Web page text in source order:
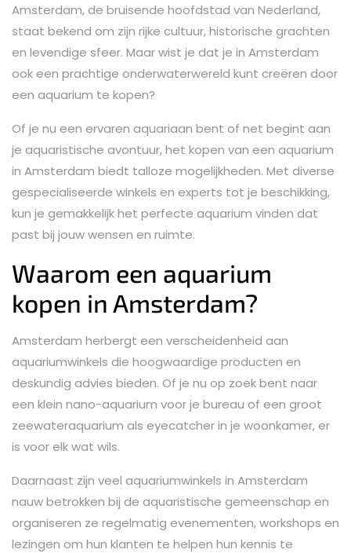
Amsterdam, de bruisende hoofdstad van Nederland,
staat bekend om zijn rijke cultuur, historische grachten
en levendige sfeer. Maar wist je dat je in Amsterdam
ook een prachtige onderwaterwereld kunt creëren door
een aquarium te kopen?
Of je nu een ervaren aquariaan bent of net begint aan
je aquaristische avontuur, het kopen van een aquarium
in Amsterdam biedt talloze mogelijkheden. Met diverse
gespecialiseerde winkels en experts tot je beschikking,
kun je gemakkelijk het perfecte aquarium vinden dat
past bij jouw wensen en ruimte.
Waarom een aquarium
kopen in Amsterdam?
Amsterdam herbergt een verscheidenheid aan
aquariumwinkels die hoogwaardige producten en
deskundig advies bieden. Of je nu op zoek bent naar
een klein nano-aquarium voor je bureau of een groot
zeewateraquarium als eyecatcher in je woonkamer, er
is voor elk wat wils.
Daarnaast zijn veel aquariumwinkels in Amsterdam
nauw betrokken bij de aquaristische gemeenschap en
organiseren ze regelmatig evenementen, workshops en
lezingen om hun klanten te helpen hun kennis te